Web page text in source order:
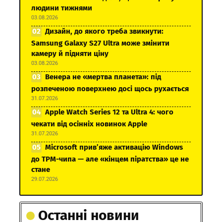
людини тижнями
03.08.2026
Дизайн, до якого треба звикнути:
Samsung Galaxy S27 Ultra може змінити
камеру й підняти ціну
03.08.2026
Венера не «мертва планета»: під
розпеченою поверхнею досі щось рухається
31.07.2026
Apple Watch Series 12 та Ultra 4: чого
чекати від осінніх новинок Apple
31.07.2026
Microsoft прив’яже активацію Windows
до TPM-чипа — але «кінцем піратства» це не
стане
29.07.2026
Останні новини